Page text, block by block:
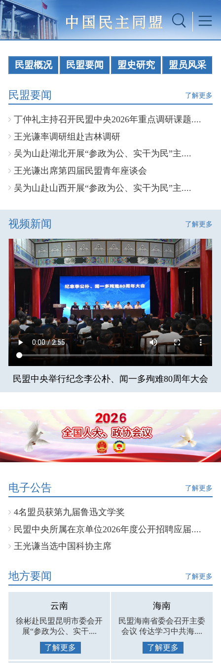
民盟概况 民盟要闻 盟史研究 盟员风采
民盟要闻 了解更多
丁仲礼主持召开民盟中央2026年重点调研课题....
王光谦率调研组赴吉林调研
吴为山赴湖北开展“参政为公、实干为民”主....
王光谦出席第四届民盟青年座谈会
吴为山赴山西开展“参政为公、实干为民”主....
视频新闻 了解更多
民盟中央举行纪念李公朴、闻一多殉难80周年大会
电子公告 了解更多
4名盟员获第九届鲁迅文学奖
民盟中央所属在京单位2026年度公开招聘应届....
王光谦当选中国科协主席
地方要闻 了解更多
云南
徐彬赴民盟昆明市委会开
展“参政为公、实干....
了解更多
海南
民盟海南省委会召开主委
会议 传达学习中共海....
了解更多